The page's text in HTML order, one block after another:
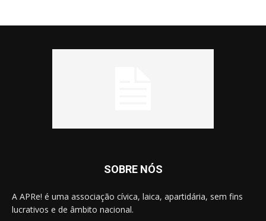
SOBRE NÓS
A APRe! é uma associação cívica, laica, apartidária, sem fins
lucrativos e de âmbito nacional.